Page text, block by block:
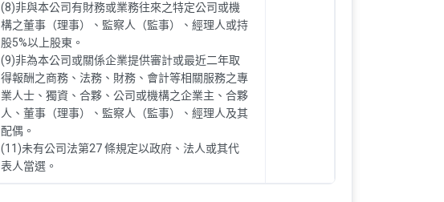
(8)非與本公司有財務或業務往來之特定公司或機
構之董事（理事）、監察人（監事）、經理人或持
股5%以上股東。
(9)非為本公司或關係企業提供審計或最近二年取
得報酬之商務、法務、財務、會計等相關服務之專
業人士、獨資、合夥、公司或機構之企業主、合夥
人、董事（理事）、監察人（監事）、經理人及其
配偶。
(11)未有公司法第27 條規定以政府、法人或其代
表人當選。